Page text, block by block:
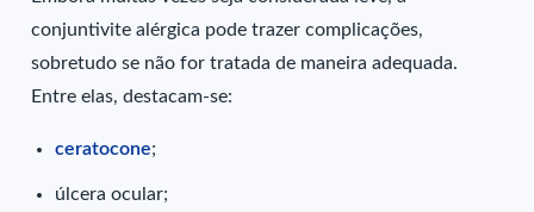
conjuntivite alérgica pode trazer complicações,
sobretudo se não for tratada de maneira adequada.
Entre elas, destacam-se:
ceratocone;
úlcera ocular;